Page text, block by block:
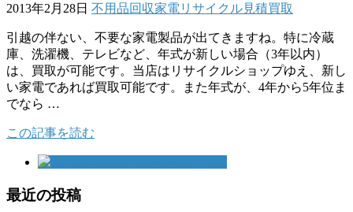
2013年2月28日 不用品回収家電リサイクル見積買取
引越の伴ない、不要な家電製品が出てきますね。特に冷蔵
庫、洗濯機、テレビなど、年式が新しい場合（3年以内）
は、買取が可能です。当店はリサイクルショップゆえ、新し
い家電であれば買取可能です。また年式が、4年から5年位ま
でなら …
この記事を読む
最近の投稿